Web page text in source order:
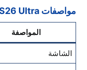
مواصفات Samsung S26 Ultra باختصار
المواصفة
الشاشة